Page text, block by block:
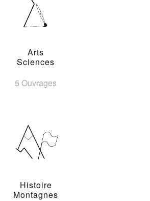
Arts
Sciences
5 Ouvrages
Histoire
Montagnes